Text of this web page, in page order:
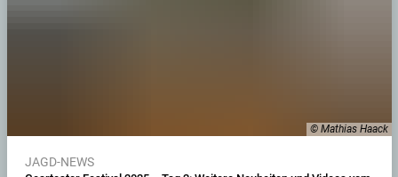
© Mathias Haack
JAGD-NEWS